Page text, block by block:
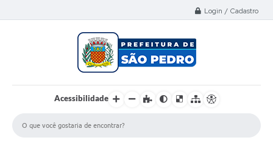
Login / Cadastro
Acessibilidade